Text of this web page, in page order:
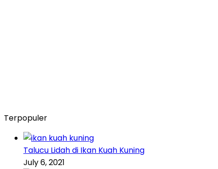
Terpopuler
Talucu Lidah di Ikan Kuah Kuning
July 6, 2021